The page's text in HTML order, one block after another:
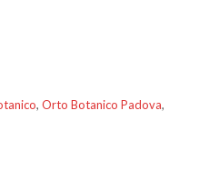
, Orto Botanico Padova,